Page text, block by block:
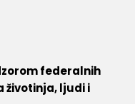
federalnih
životinja, ljudi i